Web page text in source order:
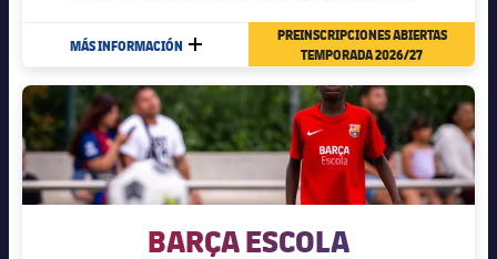
MÁS INFORMACIÓN MÁS
PREINSCRIPCIONES ABIERTAS
TEMPORADA 2026/27
BARÇA ESCOLA